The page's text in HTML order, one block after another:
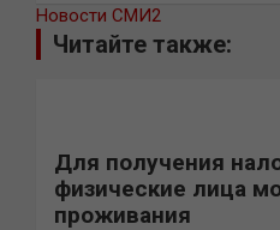
Новости СМИ2
Читайте также:
Для получения
физические лица
проживания